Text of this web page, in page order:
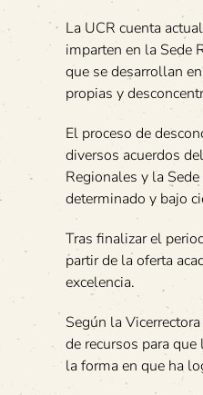
La UCR cuenta
imparten en la Sede
que se desarrollan
propias y
El proceso de
diversos acuerdos
Regionales y la
determinado y bajo
Tras finalizar el
partir de la oferta
excelencia.
Según la
de recursos para
la forma en que ha